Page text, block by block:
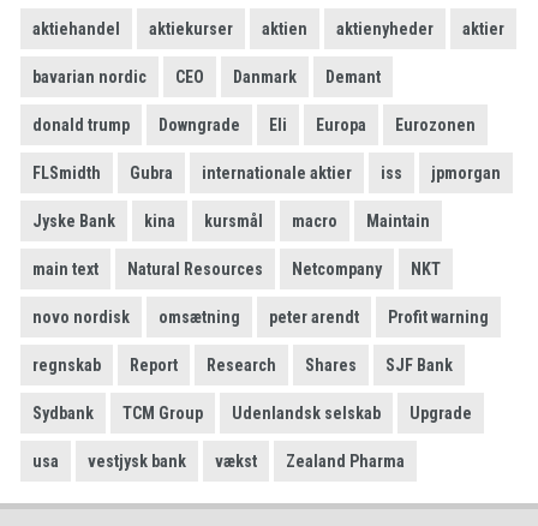
aktiehandel aktiekurser aktien aktienyheder aktier
bavarian nordic CEO Danmark Demant
donald trump Downgrade Eli Europa Eurozonen
FLSmidth Gubra internationale aktier iss jpmorgan
Jyske Bank kina kursmål macro Maintain
main text Natural Resources Netcompany NKT
novo nordisk omsætning peter arendt Profit warning
regnskab Report Research Shares SJF Bank
Sydbank TCM Group Udenlandsk selskab Upgrade
usa vestjysk bank vækst Zealand Pharma